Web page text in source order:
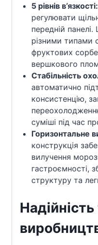
5 рівнів в’язкості:
регулювати
передній
різними типами
фруктових
вершкового
Стабільність
автоматично
консистенцію,
суміші під час
Горизонтальне
конструкція
вилучення
гастроємності,
структуру та